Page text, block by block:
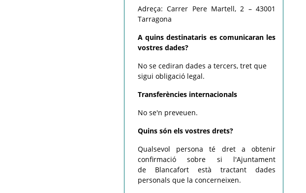
Adreça: Carrer Pere Martell, 2 – 43001
Tarragona
A quins destinataris es comunicaran les
vostres dades?
No se cediran dades a tercers, tret que
sigui obligació legal.
Transferències internacionals
No se'n preveuen.
Quins són els vostres drets?
Qualsevol persona té dret a obtenir
confirmació sobre si l'Ajuntament
de Blancafort està tractant dades
personals que la concerneixen.